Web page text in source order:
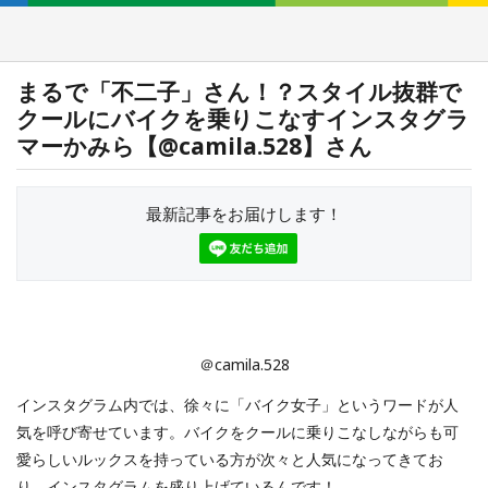
まるで「不二子」さん！？スタイル抜群で
クールにバイクを乗りこなすインスタグラ
マーかみら【@camila.528】さん
最新記事をお届けします！
＠camila.528
インスタグラム内では、徐々に「バイク女子」というワードが人
気を呼び寄せています。バイクをクールに乗りこなしながらも可
愛らしいルックスを持っている方が次々と人気になってきてお